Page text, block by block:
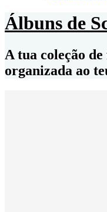
Álbuns de
A tua coleção
organizada ao